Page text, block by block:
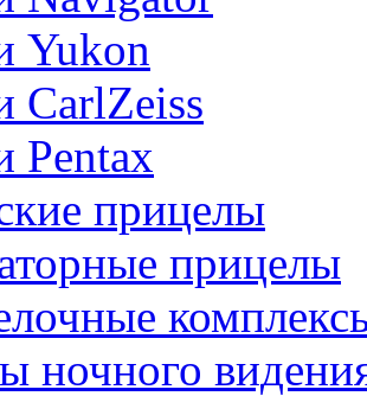
Yukon
CarlZeiss
Pentax
прицелы
прицелы
ночного